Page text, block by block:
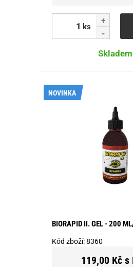
ks
Skladem
BIORAPID II. GEL - 200
Kód zboží:8360
119,00 Kč s
NOVINKA